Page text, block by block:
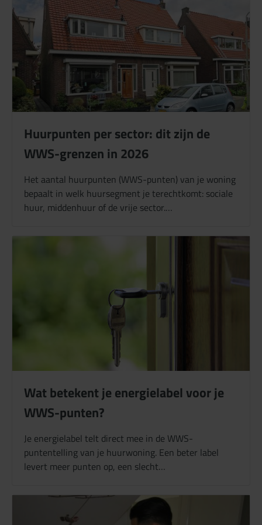
Huurpunten per sector: dit zijn de
WWS-grenzen in 2026
Het aantal huurpunten (WWS-punten) van je woning
bepaalt in welk huursegment je terechtkomt: sociale
huur, middenhuur of de vrije sector.…
Wat betekent je energielabel voor je
WWS-punten?
Je energielabel telt direct mee in de WWS-
puntentelling van je huurwoning. Een beter label
levert meer punten op, een slecht…